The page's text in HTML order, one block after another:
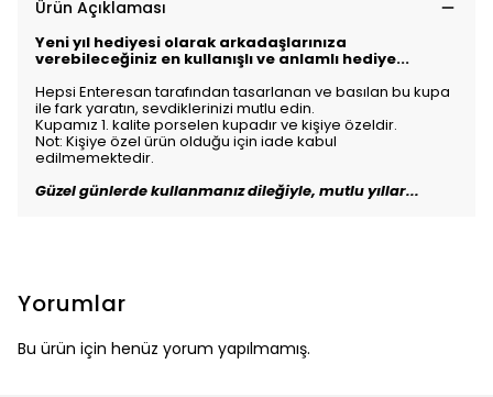
Ürün Açıklaması
Yeni yıl hediyesi olarak arkadaşlarınıza
verebileceğiniz en kullanışlı ve anlamlı hediye...
Hepsi Enteresan tarafından tasarlanan ve basılan bu kupa
ile fark yaratın, sevdiklerinizi mutlu edin.
Kupamız 1. kalite porselen kupadır ve kişiye özeldir.
Not: Kişiye özel ürün olduğu için iade kabul
edilmemektedir.
Güzel günlerde kullanmanız dileğiyle, mutlu yıllar...
Yorumlar
Bu ürün için henüz yorum yapılmamış.